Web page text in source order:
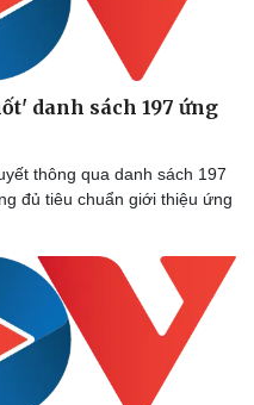
Chuyển đổi số
danh sách 197 ứng
thông qua danh sách 197
đủ tiêu chuẩn giới thiệu ứng